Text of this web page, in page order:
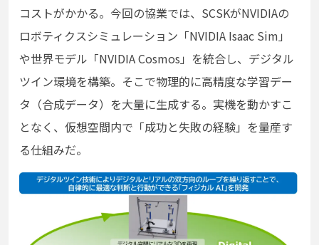
コストがかかる。今回の協業では、SCSKがNVIDIAの
ロボティクスシミュレーション「NVIDIA Isaac Sim」
や世界モデル「NVIDIA Cosmos」を統合し、デジタル
ツイン環境を構築。そこで物理的に高精度な学習デー
タ（合成データ）を大量に生成する。実機を動かすこ
となく、仮想空間内で「成功と失敗の経験」を量産す
る仕組みだ。